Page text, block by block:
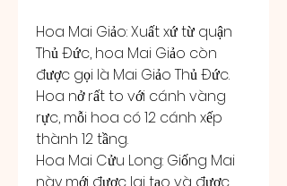
Hoa Mai Giảo: Xuất xứ từ quận
Thủ Đức, hoa Mai Giảo còn
được gọi là Mai Giảo Thủ Đức.
Hoa nở rất to với cánh vàng
rực, mỗi hoa có 12 cánh xếp
thành 12 tầng.
Hoa Mai Cửu Long: Giống Mai